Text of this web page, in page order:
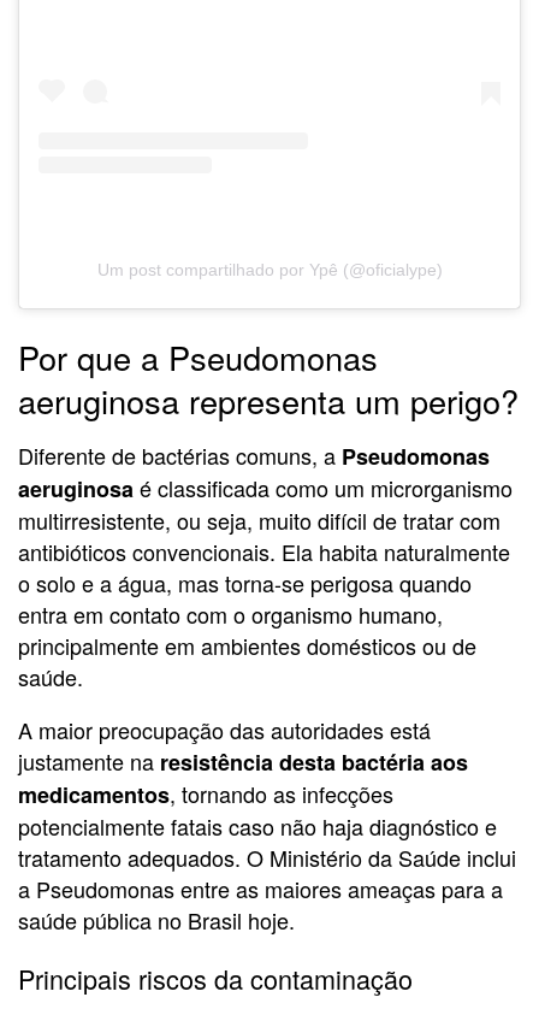
Um post compartilhado por Ypê (@oficialype)
Por que a Pseudomonas
aeruginosa representa um perigo?
Diferente de bactérias comuns, a Pseudomonas
aeruginosaé classificada como um microrganismo
multirresistente, ou seja, muito difícil de tratar com
antibióticos convencionais. Ela habita naturalmente
o solo e a água, mas torna-se perigosa quando
entra em contato com o organismo humano,
principalmente em ambientes domésticos ou de
saúde.
A maior preocupação das autoridades está
justamente na resistência desta bactéria aos
medicamentos, tornando as infecções
potencialmente fatais caso não haja diagnóstico e
tratamento adequados. O Ministério da Saúde inclui
a Pseudomonas entre as maiores ameaças para a
saúde pública no Brasil hoje.
Principais riscos da contaminação